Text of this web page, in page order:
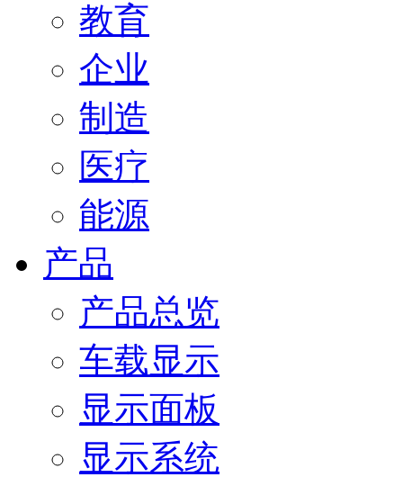
教育
企业
制造
医疗
能源
产品
产品总览
车载显示
显示面板
显示系统